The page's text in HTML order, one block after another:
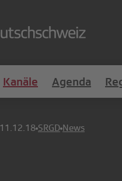
Kanäle Agenda
11.12.18 SRGD News